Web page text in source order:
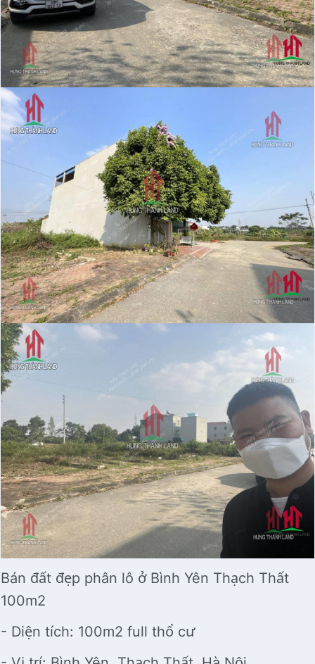
Bán đất đẹp phân lô ở Bình Yên Thạch Thất
100m2
- Diện tích: 100m2 full thổ cư